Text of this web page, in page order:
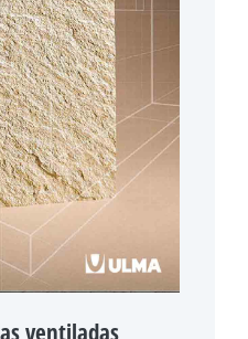
ventiladas